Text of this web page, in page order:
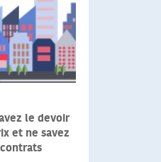
le devoir
et ne savez